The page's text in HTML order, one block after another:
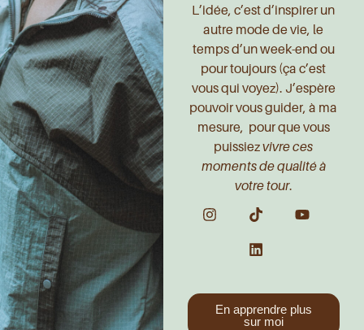
L’idée, c’est d’inspirer un
autre mode de vie, le
temps d’un week-end ou
pour toujours (ça c’est
vous qui voyez). J’espère
pouvoir vous guider, à ma
mesure, pour que vous
puissiezvivre ces
moments de qualité à
votre tour.
En apprendre plus
sur moi